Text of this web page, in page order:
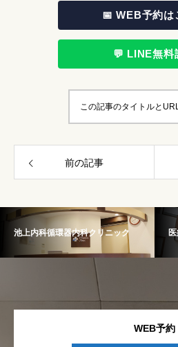
📅 WEB予約は
💬 LINE無料
この記事のタイトルと
前の記事
池上内科循環器内科クリニック
WEB予約